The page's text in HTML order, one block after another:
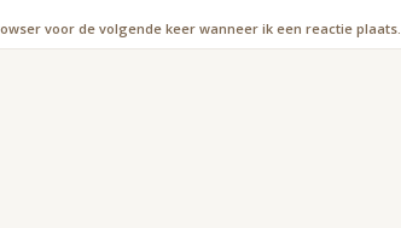
voor de volgende keer wanneer ik een reactie plaats.